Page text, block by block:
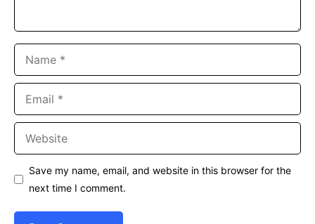
Save my name, email, and website in this browser for the
next time I comment.